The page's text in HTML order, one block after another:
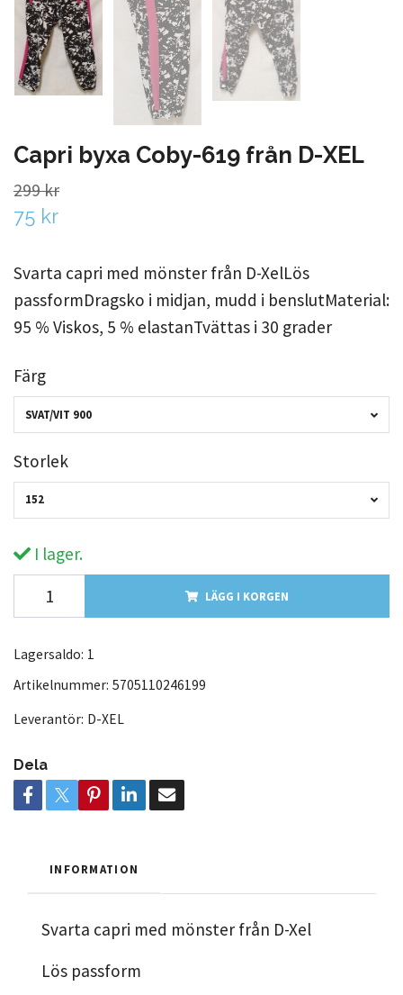
Capri byxa Coby-619 från D-XEL
299 kr
75 kr
Svarta capri med mönster från D-XelLös
passformDragsko i midjan, mudd i benslutMaterial:
95 % Viskos, 5 % elastanTvättas i 30 grader
Färg
SVAT/VIT 900
Storlek
152
I lager.
LÄGG I KORGEN
Lagersaldo: 1
Artikelnummer: 5705110246199
Leverantör: D-XEL
Dela
INFORMATION
Svarta capri med mönster från D-Xel
Lös passform